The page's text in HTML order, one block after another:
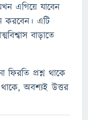
এগিয়ে যাবেন
করবেন। এটি
বাড়াতে
প্রশ্ন থাকে
অবশ্যই উত্তর